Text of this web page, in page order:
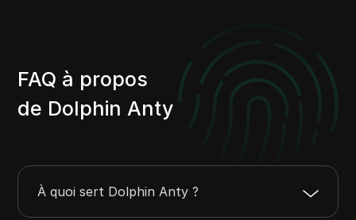
FAQ à propos
de Dolphin Anty
À quoi sert Dolphin Anty ?